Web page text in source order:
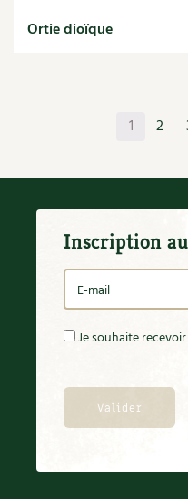
Optimiser l'espace
Paille
Panais
Parasite
Partenariat
Participatif
Patate douce
Pelouse
Permaculture
Ortie dioïque
1 2
Inscription
Je souhaite